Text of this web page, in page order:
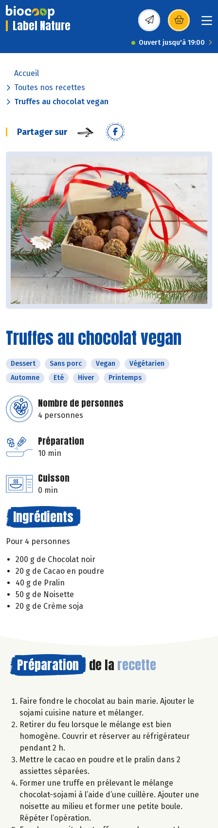
Label Nature (s’ouvre dans une
Ouvert jusqu'à 19:00
Accueil
Toutes nos recettes
Truffes au chocolat vegan
Partager sur
Truffes au chocolat vegan
Dessert Sans porc Vegan
Végétarien
Automne
Eté Hiver Printemps
Nombre de personnes
4 personnes
Préparation
10 min
Cuisson
0 min
Ingrédients
Pour 4 personnes
200 g de Chocolat noir
20 g de Cacao en poudre
40 g de Pralin
50 g de Noisette
20 g de Crème soja
Préparation de la recette
Faire fondre le chocolat au bain marie. Ajouter le
sojami cuisine nature et mélanger.
Retirer du feu lorsque le mélange est bien
homogène. Couvrir et réserver au réfrigérateur
pendant 2 h.
Mettre le cacao en poudre et le pralin dans 2
assiettes séparées.
Former une truffe en prélevant le mélange
chocolat-sojami à l’aide d’une cuillère. Ajouter une
noisette au milieu et former une petite boule.
Répéter l’opération.